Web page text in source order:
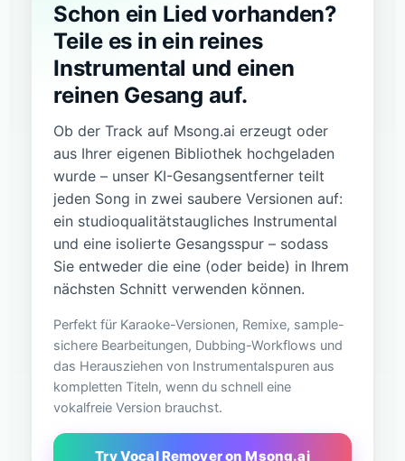
Schon ein Lied vorhanden?
Teile es in ein reines
Instrumental und einen
reinen Gesang auf.
Ob der Track auf Msong.ai erzeugt oder
aus Ihrer eigenen Bibliothek hochgeladen
wurde – unser KI-Gesangsentferner teilt
jeden Song in zwei saubere Versionen auf:
ein studioqualitätstaugliches Instrumental
und eine isolierte Gesangsspur – sodass
Sie entweder die eine (oder beide) in Ihrem
nächsten Schnitt verwenden können.
Perfekt für Karaoke-Versionen, Remixe, sample-
sichere Bearbeitungen, Dubbing-Workflows und
das Herausziehen von Instrumentalspuren aus
kompletten Titeln, wenn du schnell eine
vokalfreie Version brauchst.
Try Vocal Remover on Msong.ai